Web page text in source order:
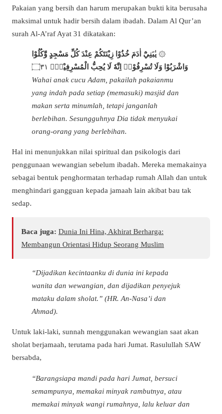
Pakaian yang bersih dan harum merupakan bukti kita berusaha
maksimal untuk hadir bersih dalam ibadah. Dalam Al Qur’an
surah Al-A’raf Ayat 31 dikatakan:
۞ يٰبَنِيْٓ اٰدَمَ خُذُوْا زِيْنَتَكُمْ عِنْدَ كُلِّ مَسْجِدٍ وَّكُلُوْا
وَاشْرَبُوْا وَلَا تُسْرِفُوْاۚ اِنَّهٗ لَا يُحِبُّ الْمُسْرِفِيْنَࣖ ۝٣١
Wahai anak cucu Adam, pakailah pakaianmu
yang indah pada setiap (memasuki) masjid dan
makan serta minumlah, tetapi janganlah
berlebihan. Sesungguhnya Dia tidak menyukai
orang-orang yang berlebihan.
Hal ini menunjukkan nilai spiritual dan psikologis dari
penggunaan wewangian sebelum ibadah. Mereka memakainya
sebagai bentuk penghormatan terhadap rumah Allah dan untuk
menghindari gangguan kepada jamaah lain akibat bau tak
sedap.
Baca juga: Dunia Ini Hina, Akhirat Berharga:
Membangun Orientasi Hidup Seorang Muslim
“Dijadikan kecintaanku di dunia ini kepada
wanita dan wewangian, dan dijadikan penyejuk
mataku dalam sholat.” (HR. An-Nasa’i dan
Ahmad).
Untuk laki-laki, sunnah menggunakan wewangian saat akan
sholat berjamaah, terutama pada hari Jumat. Rasulullah SAW
bersabda,
“Barangsiapa mandi pada hari Jumat, bersuci
semampunya, memakai minyak rambutnya, atau
memakai minyak wangi rumahnya, lalu keluar dan